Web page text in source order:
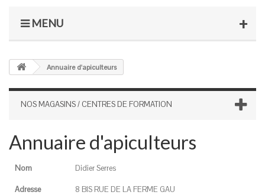
MENU
Annuaire d'apiculteurs
NOS MAGASINS / CENTRES DE FORMATION
Annuaire d'apiculteurs
Nom Didier Serres
Adresse 8 BIS RUE DE LA FERME GAU